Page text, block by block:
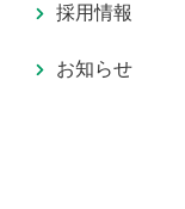
採用情報
お知らせ